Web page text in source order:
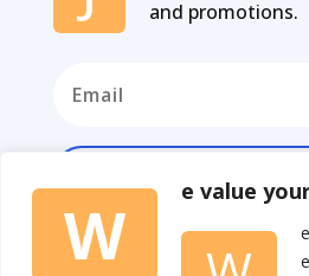
W e value
and promotions.